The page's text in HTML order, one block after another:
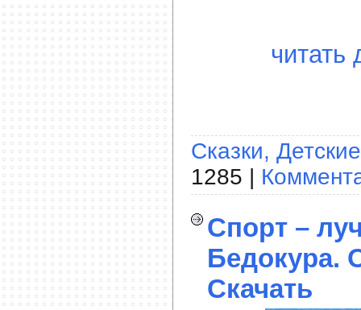
читать
Сказки,
1285 |
Спорт –
Бедокура.
Скачать